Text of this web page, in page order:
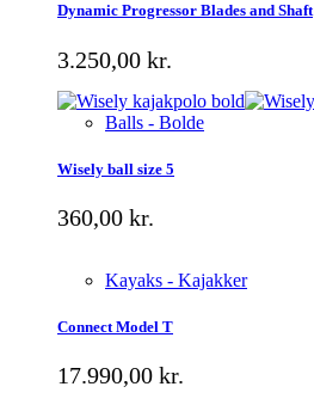
Dynamic Progressor Blades and Shaft
3.250,00 kr.
Balls - Bolde
Wisely ball size 5
360,00 kr.
Kayaks - Kajakker
Connect Model T
17.990,00 kr.